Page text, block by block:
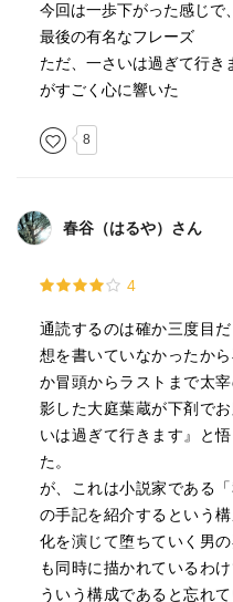
今回は一歩下がった感じで
最後の有名なフレーズ
ただ、一さいは過ぎて行き
がすごく心に響いた
8
春谷（はるや）さん
4
通読するのは確か三度目
想を書いていなかったか
か冒頭からラストまで太
影した大庭葉蔵が下剤で
いは過ぎて行きます』と
た。
が、これは小説家である
の手記を紹介するという
化を演じて堕ちていく男
も同時に描かれているわ
ういう構成であると忘れ